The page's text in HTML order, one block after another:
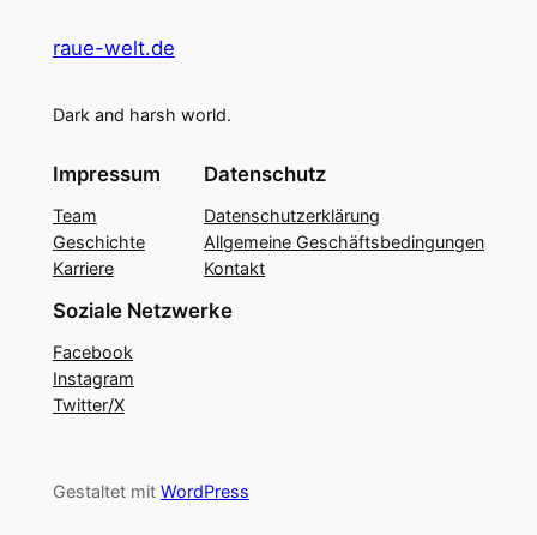
raue-welt.de
Dark and harsh world.
Impressum
Team
Geschichte
Karriere
Datenschutz
Datenschutzerklärung
Allgemeine Geschäftsbedingungen
Kontakt
Soziale Netzwerke
Facebook
Instagram
Twitter/X
Gestaltet mit WordPress